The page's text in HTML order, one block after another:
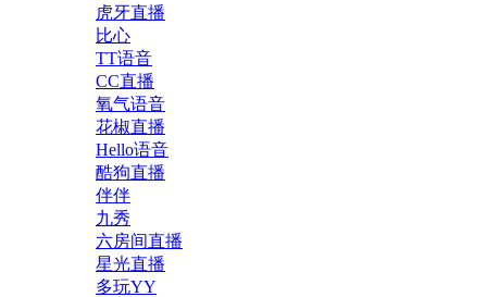
虎牙直播
比心
TT语音
CC直播
氧气语音
花椒直播
Hello语音
酷狗直播
伴伴
九秀
六房间直播
星光直播
多玩YY